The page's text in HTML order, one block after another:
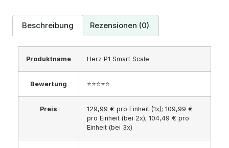
Beschreibung Rezensionen (0)
Produktname Herz P1 Smart Scale
Bewertung ⭐⭐⭐⭐⭐
Preis
129,99 € pro Einheit (1x); 109,99 €
pro Einheit (bei 2x); 104,49 € pro
Einheit (bei 3x)